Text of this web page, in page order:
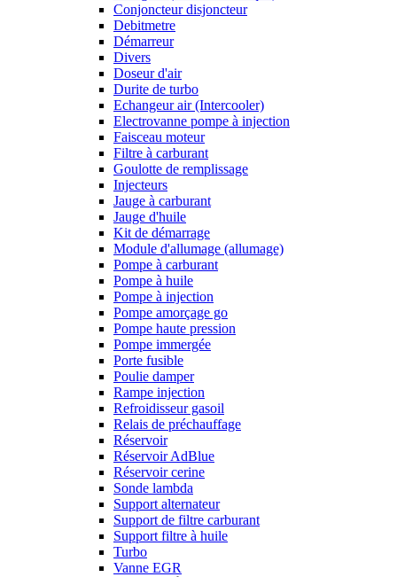
Conjoncteur disjoncteur
Debitmetre
Démarreur
Divers
Doseur d'air
Durite de turbo
Echangeur air (Intercooler)
Electrovanne pompe à injection
Faisceau moteur
Filtre à carburant
Goulotte de remplissage
Injecteurs
Jauge à carburant
Jauge d'huile
Kit de démarrage
Module d'allumage (allumage)
Pompe à carburant
Pompe à huile
Pompe à injection
Pompe amorçage go
Pompe haute pression
Pompe immergée
Porte fusible
Poulie damper
Rampe injection
Refroidisseur gasoil
Relais de préchauffage
Réservoir
Réservoir AdBlue
Réservoir cerine
Sonde lambda
Support alternateur
Support de filtre carburant
Support filtre à huile
Turbo
Vanne EGR